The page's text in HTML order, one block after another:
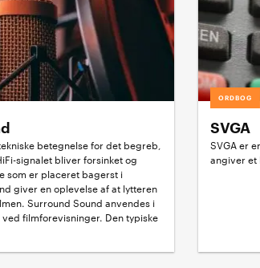
betegnelse for det begreb,
signalet bliver forsinket og
som er placeret bagerst i
giver en oplevelse af at lytteren
Surround Sound anvendes i
filmforevisninger. Den typiske
ORDBOG
SVGA
SVGA er
angiver et